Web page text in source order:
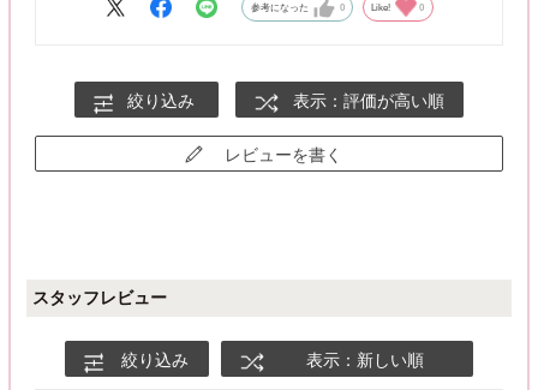
参考になった 0 Like! 0
絞り込み 表示：評価が高い順
レビューを書く
スタッフレビュー
絞り込み 表示：新しい順